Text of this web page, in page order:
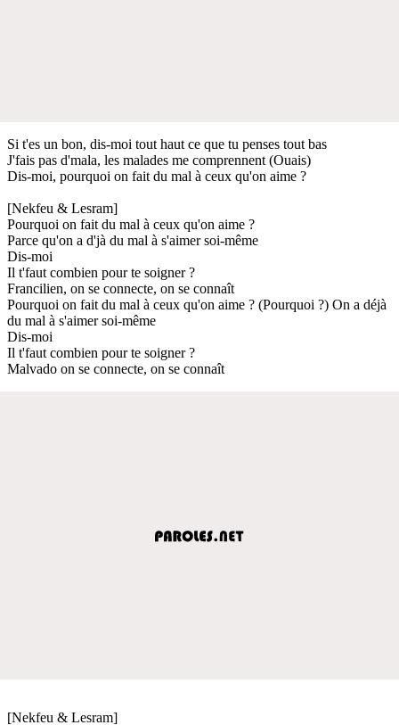
Si t'es un bon, dis-moi tout haut ce que tu penses tout bas
J'fais pas d'mala, les malades me comprennent (Ouais)
Dis-moi, pourquoi on fait du mal à ceux qu'on aime ?
[Nekfeu & Lesram]
Pourquoi on fait du mal à ceux qu'on aime ?
Parce qu'on a d'jà du mal à s'aimer soi-même
Dis-moi
Il t'faut combien pour te soigner ?
Francilien, on se connecte, on se connaît
Pourquoi on fait du mal à ceux qu'on aime ? (Pourquoi ?) On a déjà
du mal à s'aimer soi-même
Dis-moi
Il t'faut combien pour te soigner ?
Malvado on se connecte, on se connaît
[Nekfeu & Lesram]